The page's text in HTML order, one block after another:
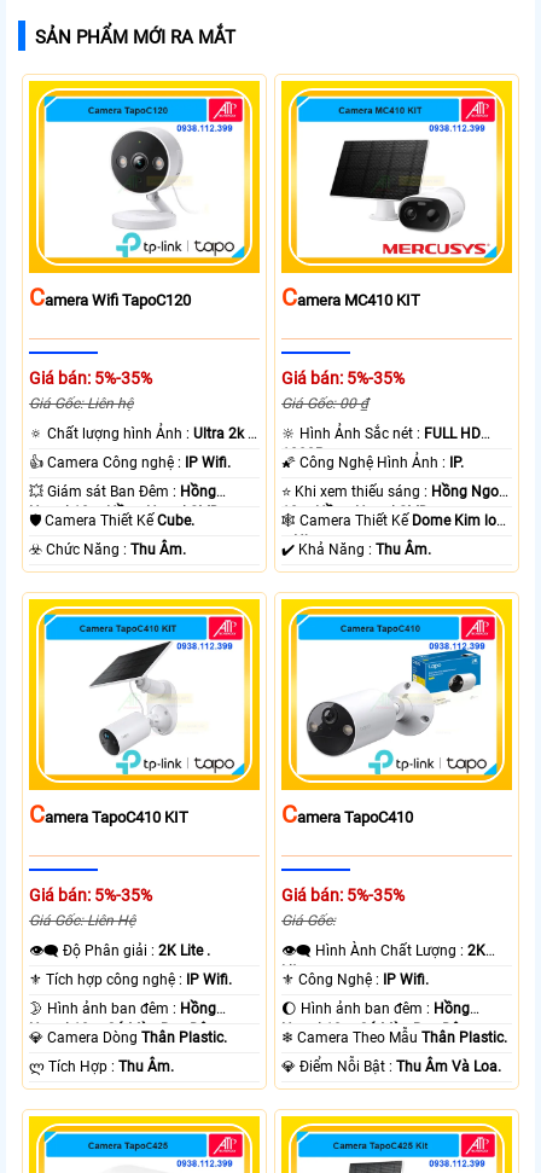
SẢN PHẨM MỚI RA MẮT
CAmera Wifi TapoC120
Giá bán: 5%-35%
Giá Gốc: Liên hệ
🔅 Chất lượng hình Ảnh :Ultra 2k +
.
👍 Camera Công nghệ : IP Wifi.
💥 Giám sát Ban Đêm : Hồng
Ngoại 10m Hồng Ngoại SMD.
🛡 Camera Thiết KếCube.
️☣️ Chức Năng :Thu Âm.
CAmera MC410 KIT
Giá bán: 5%-35%
Giá Gốc: 00 ₫
🔆 Hình Ảnh Sắc nét : FULL HD
1080P .
🌠 Công Nghệ Hình Ảnh : IP.
⭐ Khi xem thiếu sáng : Hồng Ngoại
10m Hồng Ngoại SMD.
🕸️ Camera Thiết Kế Dome Kim loại
+ Nhựa.
️✔️ Khả Năng :Thu Âm.
CAmera TapoC410 KIT
Giá bán: 5%-35%
Giá Gốc: Liên Hệ
👁️‍🗨 Độ Phân giải :2K Lite .
⚜️ Tích hợp công nghệ :
IP Wifi.
🌛 Hình ảnh ban đêm : Hồng
Ngoại 10m Có Màu Ban Ðêm.
💎 Camera DòngThân Plastic.
️ლ Tích Hợp :Thu Âm.
CAmera TapoC410
Giá bán: 5%-35%
Giá Gốc:
👁️‍🗨 Hình Ành Chất Lượng :2K
Lite .
⚜️ Công Nghệ :
IP Wifi.
🌔 Hình ảnh ban đêm : Hồng
Ngoại 10m Có Màu Ban Ðêm.
❄ Camera Theo MẫuThân Plastic.
️💎 Điểm Nỗi Bật :Thu Âm Và Loa.